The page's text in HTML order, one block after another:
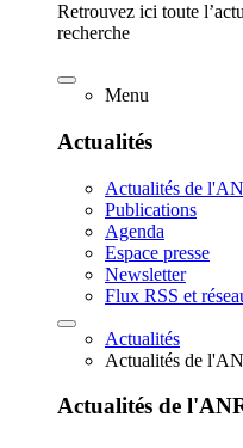
Retrouvez ici toute
recherche
Menu
Actualités
Actualités de
Publications
Agenda
Espace presse
Newsletter
Flux RSS et
Actualités
Actualités de
Actualités de